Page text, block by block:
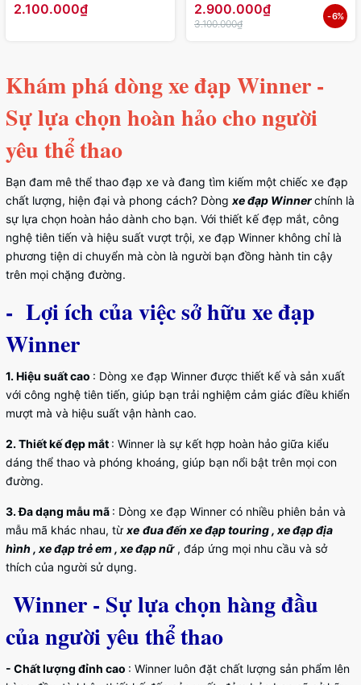
2.100.000₫ 2.900.000₫
3.100.000₫
- 6%
Khám phá dòng xe đạp Winner -
Sự lựa chọn hoàn hảo cho người
yêu thể thao
Bạn đam mê thể thao đạp xe và đang tìm kiếm một chiếc xe đạp
chất lượng, hiện đại và phong cách? Dòng xe đạp Winnerchính là
sự lựa chọn hoàn hảo dành cho bạn. Với thiết kế đẹp mắt, công
nghệ tiên tiến và hiệu suất vượt trội, xe đạp Winner không chỉ là
phương tiện di chuyển mà còn là người bạn đồng hành tin cậy
trên mọi chặng đường.
- Lợi ích của việc sở hữu xe đạp
Winner
1. Hiệu suất cao : Dòng xe đạp Winner được thiết kế và sản xuất
với công nghệ tiên tiến, giúp bạn trải nghiệm cảm giác điều khiển
mượt mà và hiệu suất vận hành cao.
2. Thiết kế đẹp mắt : Winner là sự kết hợp hoàn hảo giữa kiểu
dáng thể thao và phóng khoáng, giúp bạn nổi bật trên mọi con
đường.
3. Đa dạng mẫu mã : Dòng xe đạp Winner có nhiều phiên bản và
mẫu mã khác nhau, từ xe đua đến xe đạp touring , xe đạp địa
hình , xe đạp trẻ em , xe đạp nữ, đáp ứng mọi nhu cầu và sở
thích của người sử dụng.
Winner - Sự lựa chọn hàng đầu
của người yêu thể thao
- Chất lượng đỉnh cao : Winner luôn đặt chất lượng sản phẩm lên